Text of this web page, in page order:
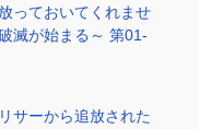
っておいてくれませ
滅が始まる～ 第01-
サーから追放された